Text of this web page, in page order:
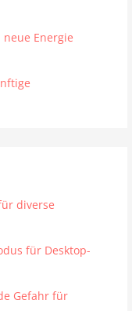
Energie
diverse
für Desktop-
Gefahr für